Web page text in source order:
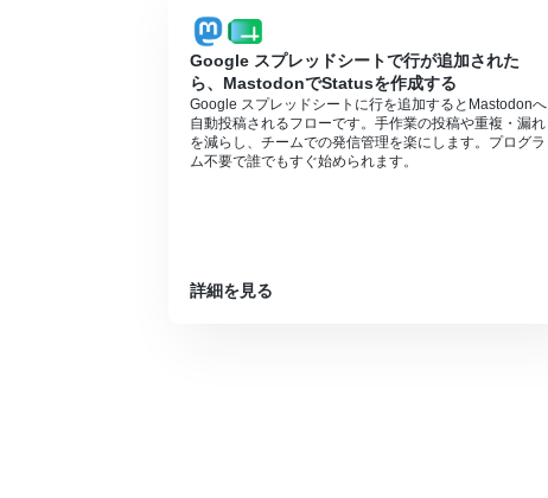
Google スプレッドシートで行が追加された
ら、MastodonでStatusを作成する
Google スプレッドシートに行を追加するとMastodonへ
自動投稿されるフローです。手作業の投稿や重複・漏れ
を減らし、チームでの発信管理を楽にします。プログラ
ム不要で誰でもすぐ始められます。
詳細を見る